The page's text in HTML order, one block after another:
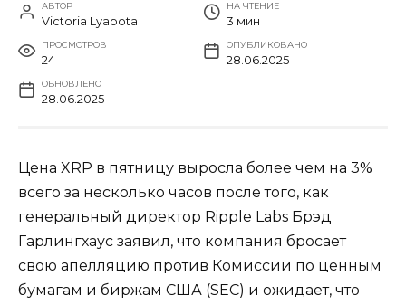
АВТОР
Victoria Lyapota
НА ЧТЕНИЕ
3 мин
ПРОСМОТРОВ
24
ОПУБЛИКОВАНО
28.06.2025
ОБНОВЛЕНО
28.06.2025
Цена XRP в пятницу выросла более чем на 3%
всего за несколько часов после того, как
генеральный директор Ripple Labs Брэд
Гарлингхаус заявил, что компания бросает
свою апелляцию против Комиссии по ценным
бумагам и биржам США (SEC) и ожидает, что